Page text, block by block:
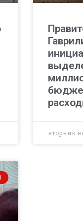
вторник